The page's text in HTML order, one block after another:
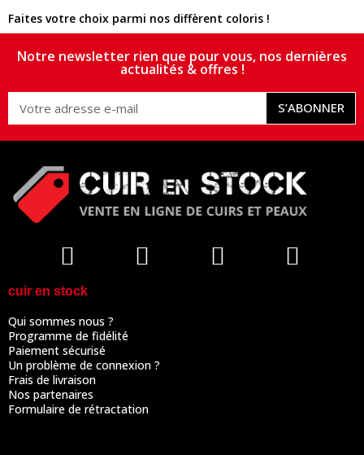
Faites votre choix parmi nos diffèrent coloris !
Notre newsletter rien que pour vous, nos dernières
actualités & offres !
S’ABONNER
cuir en stock
Qui sommes nous ?
Programme de fidélité
Paiement sécurisé
Un problème de connexion ?
Frais de livraison
Nos partenaires
Formulaire de rétractation